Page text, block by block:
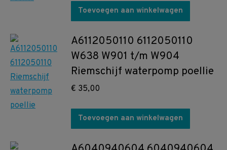
Toevoegen aan winkelwagen
A6112050110 6112050110
W638 W901 t/m W904
Riemschijf waterpomp poellie
€ 35,00
Toevoegen aan winkelwagen